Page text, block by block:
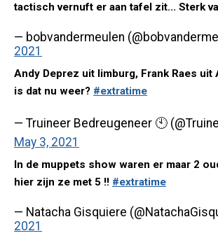
tactisch vernuft er aan tafel zit... Sterk
— bobvandermeulen
2021
Andy Deprez uit limburg, Frank Raes uit
is dat nu weer? #extratime
— Truineer Bedreugeneer 🕙
May 3, 2021
In de muppets show waren er maar 2
hier zijn ze met 5 !! #extratime
— Natacha Gisquiere
2021